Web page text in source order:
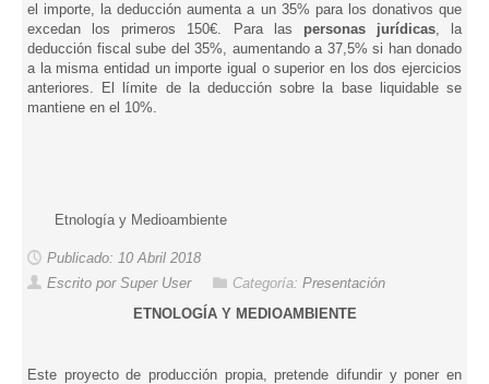
el importe, la deducción aumenta a un 35% para los donativos que
excedan los primeros 150€. Para las personas jurídicas, la
deducción fiscal sube del 35%, aumentando a 37,5% si han donado
a la misma entidad un importe igual o superior en los dos ejercicios
anteriores. El límite de la deducción sobre la base liquidable se
mantiene en el 10%.
Etnología y Medioambiente
Publicado: 10 Abril 2018
Escrito por Super User
Categoría: Presentación
ETNOLOGÍA Y MEDIOAMBIENTE
Este proyecto de producción propia, pretende difundir y poner en